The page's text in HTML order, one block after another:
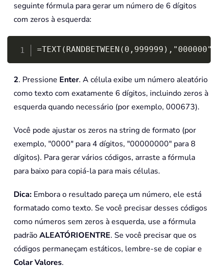
seguinte fórmula para gerar um número de 6 dígitos
com zeros à esquerda:
=TEXT(RANDBETWEEN(0,999999),"000000")
Copy
2. Pressione Enter. A célula exibe um número aleatório
como texto com exatamente 6 dígitos, incluindo zeros à
esquerda quando necessário (por exemplo, 000673).
Você pode ajustar os zeros na string de formato (por
exemplo, "0000" para 4 dígitos, "00000000" para 8
dígitos). Para gerar vários códigos, arraste a fórmula
para baixo para copiá-la para mais células.
Dica: Embora o resultado pareça um número, ele está
formatado como texto. Se você precisar desses códigos
como números sem zeros à esquerda, use a fórmula
padrãoALEATÓRIOENTRE. Se você precisar que os
códigos permaneçam estáticos, lembre-se de copiar e
Colar Valores.